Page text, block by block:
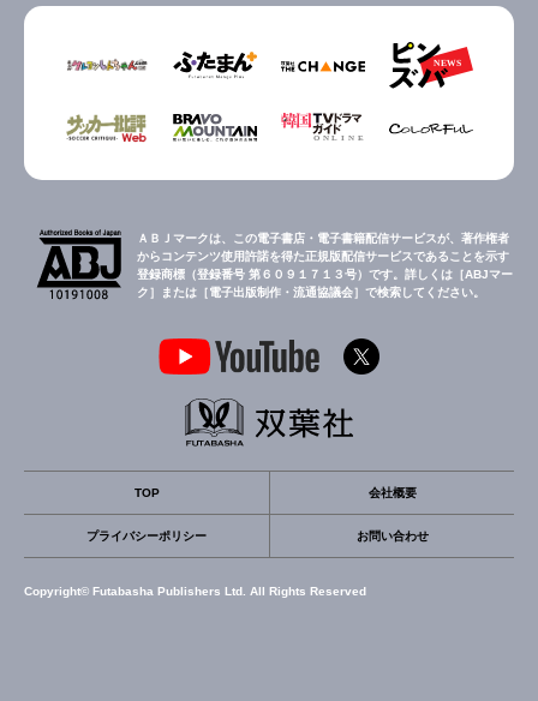
ＡＢＪマークは、この電子書店・電子書籍配信サービスが、著作権者
からコンテンツ使用許諾を得た正規版配信サービスであることを示す
登録商標（登録番号 第６０９１７１３号）です。詳しくは［ABJマー
ク］または［電子出版制作・流通協議会］で検索してください。
TOP 会社概要
プライバシーポリシー お問い合わせ
Copyright© Futabasha Publishers Ltd. All Rights Reserved